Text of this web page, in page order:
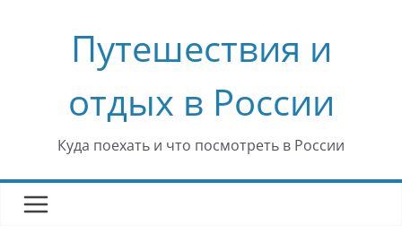
содержимомуПутешествия и
отдых в России
Куда поехать и что посмотреть в России